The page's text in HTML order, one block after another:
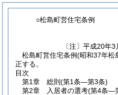
○松島町営住宅条例
〔注〕平成20年
松島町営住宅条例(昭和37年
正する。
目次
第1章
総則 (第1条―第3条)
第2章
入居者の選考(第4条―